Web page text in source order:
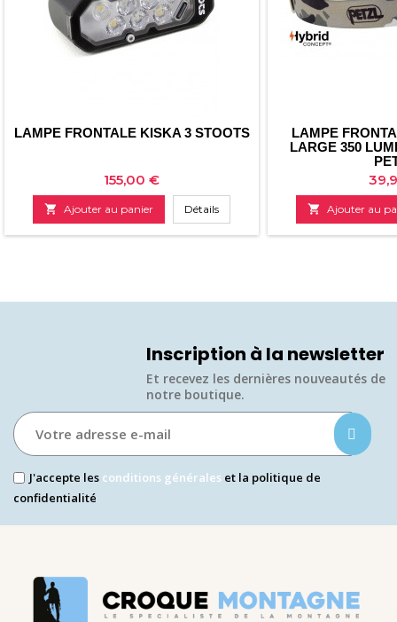
LAMPE FRONTALE KISKA 3 STOOTS
Prix
155,00 €
 Ajouter au panier Détails
LAMPE
LARGE 350
Prix
 Ajouter au
Inscription à la newsletter
Et recevez les dernières nouveautés de
notre boutique.​
J'accepte les conditions générales et la politique de
confidentialité